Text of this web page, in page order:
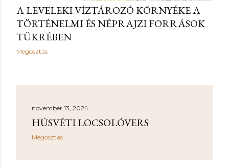
A LEVELEKI VÍZTÁROZÓ KÖRNYÉKE A
TÖRTÉNELMI ÉS NÉPRAJZI FORRÁSOK
TÜKRÉBEN
Megosztás
november 13, 2024
HÚSVÉTI LOCSOLÓVERS
Megosztás